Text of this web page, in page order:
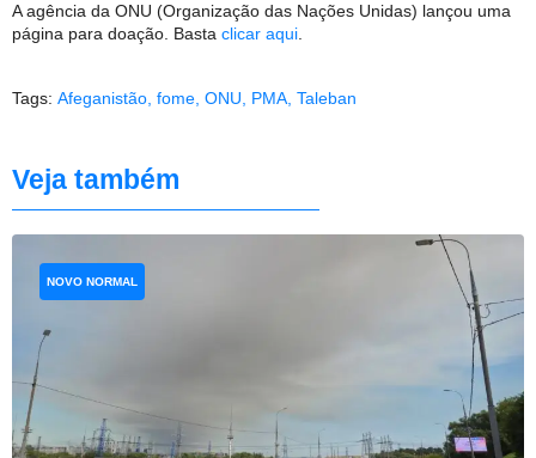
A agência da ONU (Organização das Nações Unidas) lançou uma
página para doação. Basta clicar aqui
Tags: Afeganistão fome ONU PMA Taleban
Veja também
NOVO NORMAL